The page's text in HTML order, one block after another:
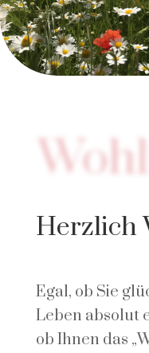
Herzlich
Egal, ob Sie
Leben absolut
ob Ihnen das